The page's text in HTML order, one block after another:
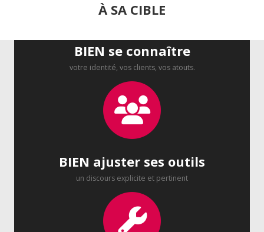
À SA CIBLE
BIEN se connaître
votre identité, vos clients, vos atouts.
BIEN ajuster ses outils
un discours explicite et pertinent